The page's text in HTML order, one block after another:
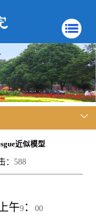
近似模型
： 588
午9 ：00